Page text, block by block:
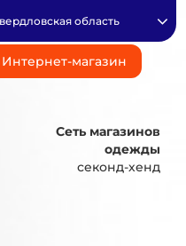
Интернет-магазин
область
Сеть магазинов
одежды
секонд-хенд